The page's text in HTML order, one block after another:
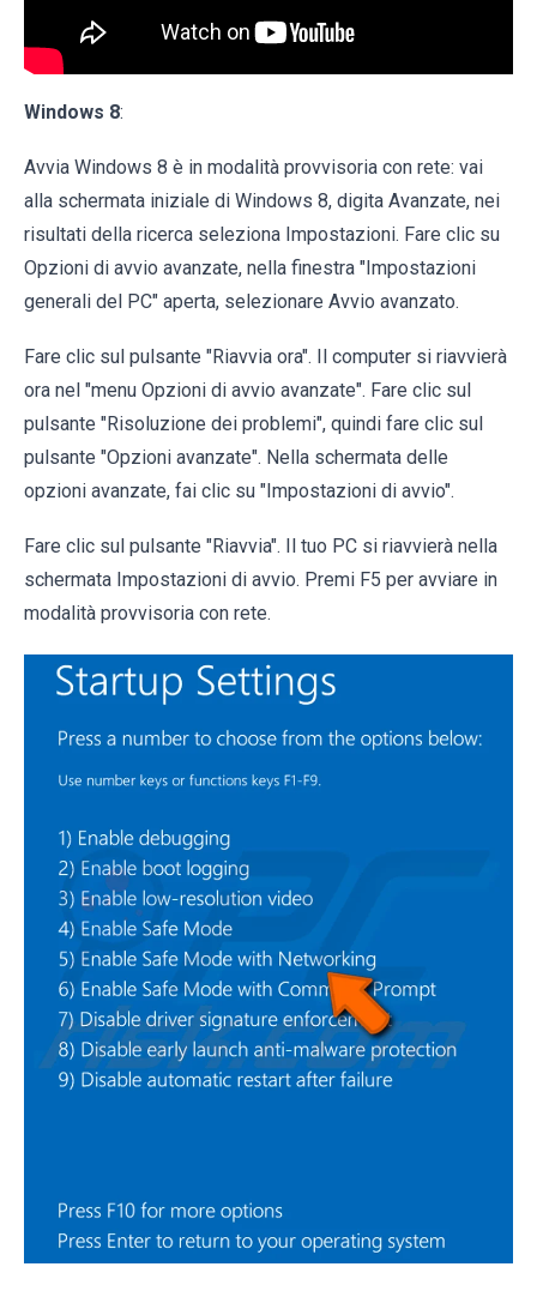
Windows 8:
Avvia Windows 8 è in modalità provvisoria con rete: vai
alla schermata iniziale di Windows 8, digita Avanzate, nei
risultati della ricerca seleziona Impostazioni. Fare clic su
Opzioni di avvio avanzate, nella finestra "Impostazioni
generali del PC" aperta, selezionare Avvio avanzato.
Fare clic sul pulsante "Riavvia ora". Il computer si riavvierà
ora nel "menu Opzioni di avvio avanzate". Fare clic sul
pulsante "Risoluzione dei problemi", quindi fare clic sul
pulsante "Opzioni avanzate". Nella schermata delle
opzioni avanzate, fai clic su "Impostazioni di avvio".
Fare clic sul pulsante "Riavvia". Il tuo PC si riavvierà nella
schermata Impostazioni di avvio. Premi F5 per avviare in
modalità provvisoria con rete.